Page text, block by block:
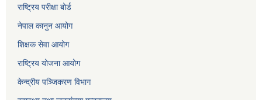
राष्ट्रिय परीक्षा बोर्ड
नेपाल कानुन आयोग
शिक्षक सेवा आयोग
राष्ट्रिय योजना आयोग
केन्द्रीय पञ्जिकरण विभाग